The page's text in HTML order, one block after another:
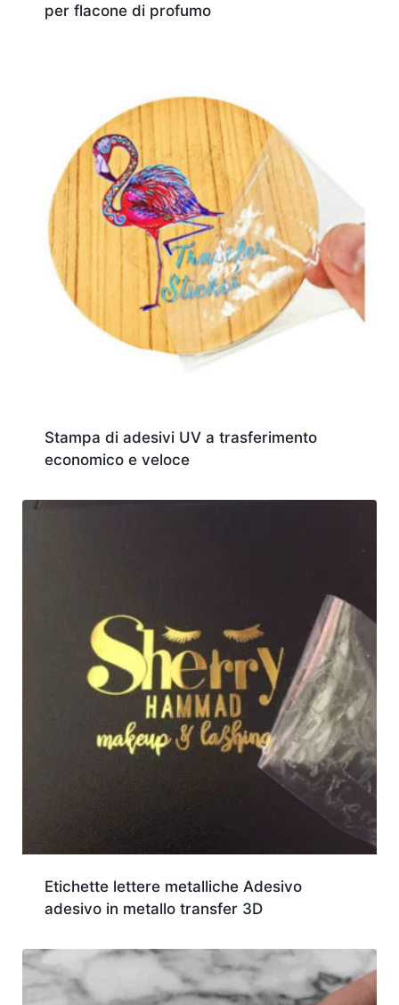
per flacone di profumo
Stampa di adesivi UV a trasferimento
economico e veloce
Etichette lettere metalliche Adesivo
adesivo in metallo transfer 3D